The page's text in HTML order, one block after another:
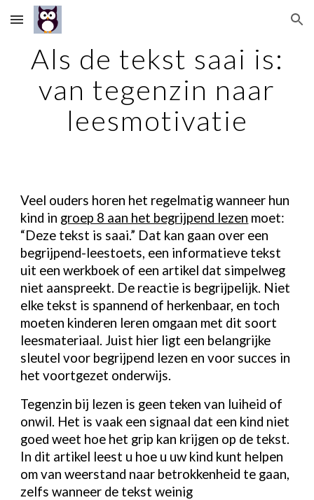
Skip to main content Skip to navigation
Als de tekst saai is:
van tegenzin naar
leesmotivatie
Veel ouders horen het regelmatig wanneer hun
kind in groep 8 aan het begrijpend lezen moet:
“Deze tekst is saai.” Dat kan gaan over een
begrijpend-leestoets, een informatieve tekst
uit een werkboek of een artikel dat simpelweg
niet aanspreekt. De reactie is begrijpelijk. Niet
elke tekst is spannend of herkenbaar, en toch
moeten kinderen leren omgaan met dit soort
leesmateriaal. Juist hier ligt een belangrijke
sleutel voor begrijpend lezen en voor succes in
het voortgezet onderwijs.
Tegenzin bij lezen is geen teken van luiheid of
onwil. Het is vaak een signaal dat een kind niet
goed weet hoe het grip kan krijgen op de tekst.
In dit artikel leest u hoe u uw kind kunt helpen
om van weerstand naar betrokkenheid te gaan,
zelfs wanneer de tekst weinig